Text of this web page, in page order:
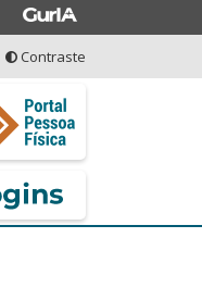
ESTADO
Contraste